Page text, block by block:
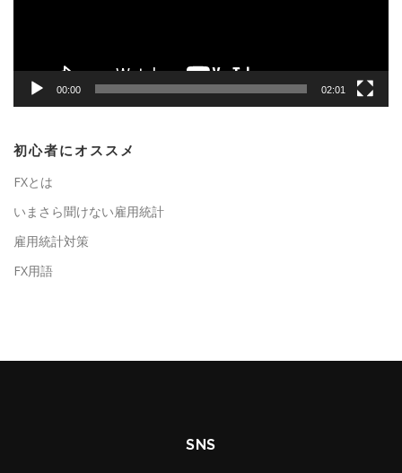
00:00 02:01
初心者にオススメ
FXとは
いまさら聞けない雇用統計
雇用統計対策
FX用語
SNS